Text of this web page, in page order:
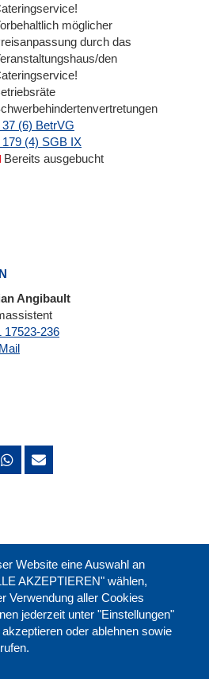
möglicher
durch das
den
37 (6) BetrVG
179 (4) SGB IX
Bereits ausgebucht
Angibault
17523-236
Website eine Auswahl an
AKZEPTIEREN" wählen,
Verwendung aller Cookies
jederzeit unter "Einstellungen"
oder ablehnen sowie